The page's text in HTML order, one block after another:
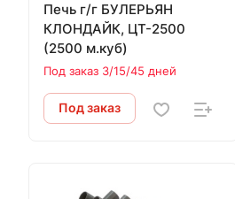
Печь г/г БУЛЕРЬЯН
КЛОНДАЙК, ЦТ-2500
(2500 м.куб)
Под заказ 3/15/45 дней
Под заказ